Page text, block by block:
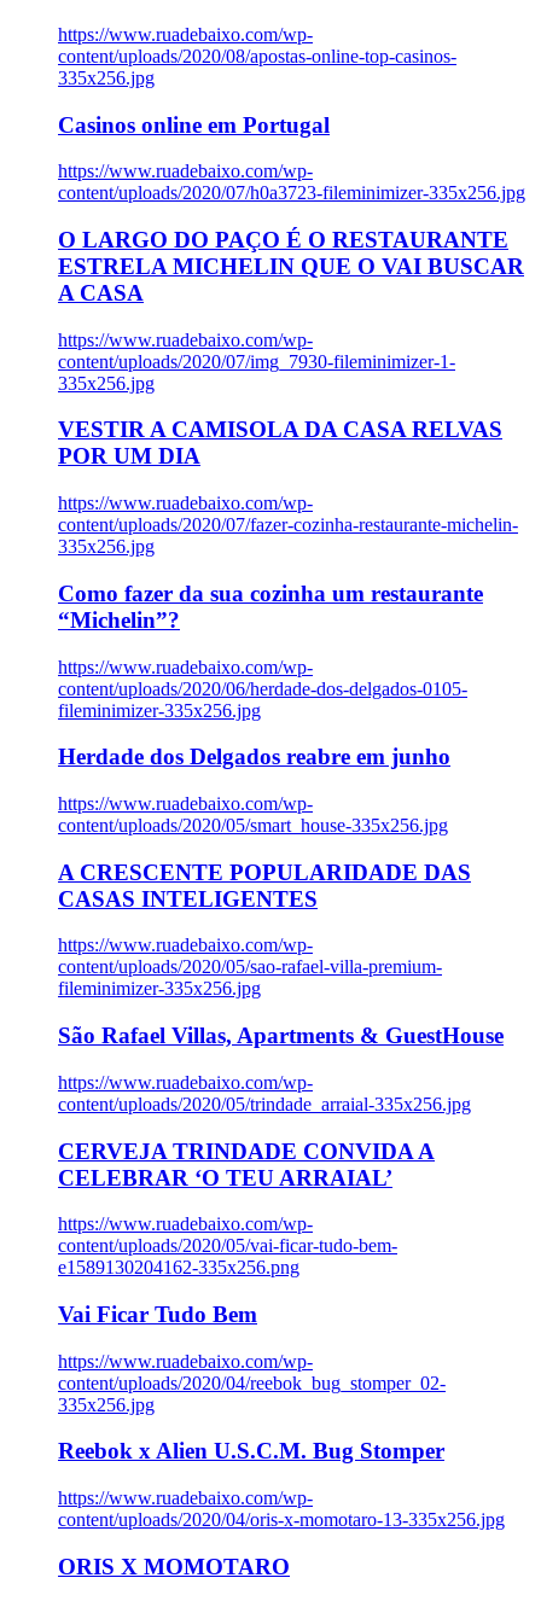
https://www.ruadebaixo.com/wp-
content/uploads/2020/08/apostas-online-top-casinos-
335x256.jpg
Casinos online em Portugal
https://www.ruadebaixo.com/wp-
content/uploads/2020/07/h0a3723-fileminimizer-335x256.jpg
O LARGO DO PAÇO É O RESTAURANTE
ESTRELA MICHELIN QUE O VAI BUSCAR
A CASA
https://www.ruadebaixo.com/wp-
content/uploads/2020/07/img_7930-fileminimizer-1-
335x256.jpg
VESTIR A CAMISOLA DA CASA RELVAS
POR UM DIA
https://www.ruadebaixo.com/wp-
content/uploads/2020/07/fazer-cozinha-restaurante-michelin-
335x256.jpg
Como fazer da sua cozinha um restaurante
“Michelin”?
https://www.ruadebaixo.com/wp-
content/uploads/2020/06/herdade-dos-delgados-0105-
fileminimizer-335x256.jpg
Herdade dos Delgados reabre em junho
https://www.ruadebaixo.com/wp-
content/uploads/2020/05/smart_house-335x256.jpg
A CRESCENTE POPULARIDADE DAS
CASAS INTELIGENTES
https://www.ruadebaixo.com/wp-
content/uploads/2020/05/sao-rafael-villa-premium-
fileminimizer-335x256.jpg
São Rafael Villas, Apartments & GuestHouse
https://www.ruadebaixo.com/wp-
content/uploads/2020/05/trindade_arraial-335x256.jpg
CERVEJA TRINDADE CONVIDA A
CELEBRAR ‘O TEU ARRAIAL’
https://www.ruadebaixo.com/wp-
content/uploads/2020/05/vai-ficar-tudo-bem-
e1589130204162-335x256.png
Vai Ficar Tudo Bem
https://www.ruadebaixo.com/wp-
content/uploads/2020/04/reebok_bug_stomper_02-
335x256.jpg
Reebok x Alien U.S.C.M. Bug Stomper
https://www.ruadebaixo.com/wp-
content/uploads/2020/04/oris-x-momotaro-13-335x256.jpg
ORIS X MOMOTARO